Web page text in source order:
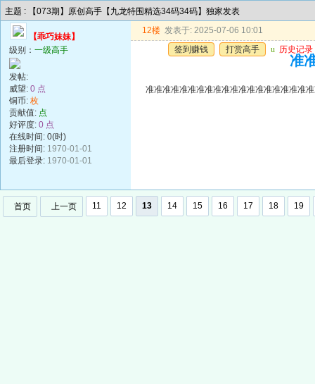
主题 : 【073期】原创高手【九龙特围精选34码34码】独家发表
【乖巧妹妹】
级别： 一级高手
发帖:
威望: 0 点
铜币: 枚
贡献值: 点
好评度: 0 点
在线时间: 0(时)
注册时间: 1970-01-01
最后登录: 1970-01-01
12楼 发表于: 2025-07-06 10:01
签到赚钱
打赏高手 u 历史记录
准
准准准准准准准准准准准准准准准准准准准
首页 上一页 11 12 13 14 15 16 17 18 19